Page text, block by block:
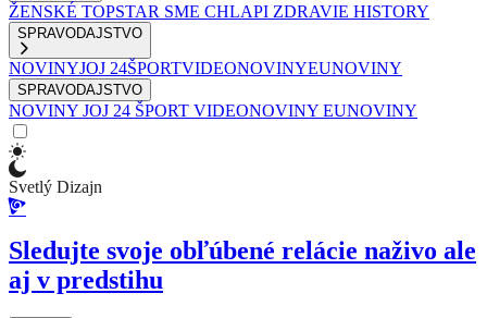
ŽENSKÉ TOPSTAR SME CHLAPI ZDRAVIE HISTORY
SPRAVODAJSTVO
NOVINYJOJ 24ŠPORTVIDEONOVINYEUNOVINY
SPRAVODAJSTVO
NOVINY JOJ 24 ŠPORT VIDEONOVINY EUNOVINY
Svetlý Dizajn
Sledujte svoje obľúbené relácie naživo ale
aj v predstihu